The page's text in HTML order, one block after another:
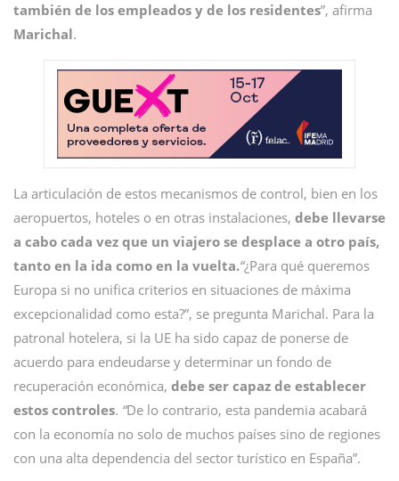
también de los empleados y de los residentes”, afirma
Marichal.
La articulación de estos mecanismos de control, bien en los
aeropuertos, hoteles o en otras instalaciones, debe llevarse
a cabo cada vez que un viajero se desplace a otro país,
tanto en la ida como en la vuelta.“¿Para qué queremos
Europa si no unifica criterios en situaciones de máxima
excepcionalidad como esta?”, se pregunta Marichal. Para la
patronal hotelera, si la UE ha sido capaz de ponerse de
acuerdo para endeudarse y determinar un fondo de
recuperación económica, debe ser capaz de establecer
estos controles. “De lo contrario, esta pandemia acabará
con la economía no solo de muchos países sino de regiones
con una alta dependencia del sector turístico en España”.